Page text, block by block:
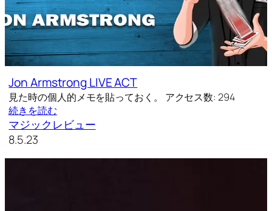
Jon Armstrong LIVE ACT
見た時の個人的メモを貼っておく。 アクセス数: 294
続きを読む
マジックレビュー
8.5.23